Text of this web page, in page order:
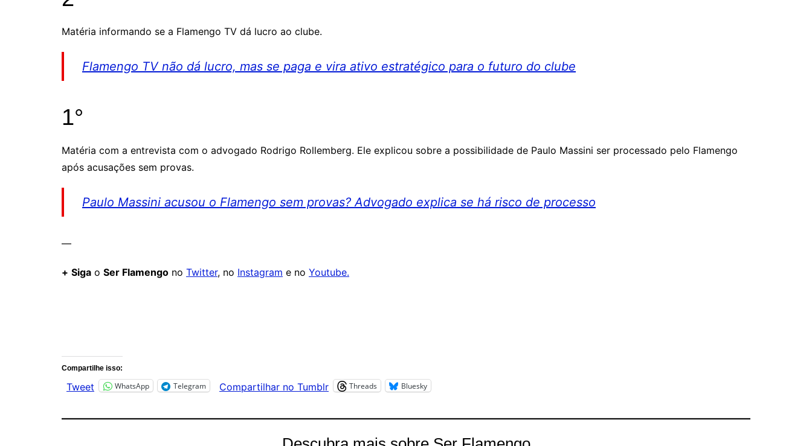
Matéria informando se a Flamengo TV dá lucro ao clube.
Flamengo TV não dá lucro, mas se paga e vira ativo estratégico para o futuro do clube
1°
Matéria com a entrevista com o advogado Rodrigo Rollemberg. Ele explicou sobre a possibilidade de Paulo Massini ser processado pelo Flamengo
após acusações sem provas.
Paulo Massini acusou o Flamengo sem provas? Advogado explica se há risco de processo
—
+ Siga o Ser Flamengo no Twitter, no Instagram e no Youtube.
Compartilhe isso:
Tweet WhatsApp Telegram Compartilhar no Tumblr Threads Bluesky